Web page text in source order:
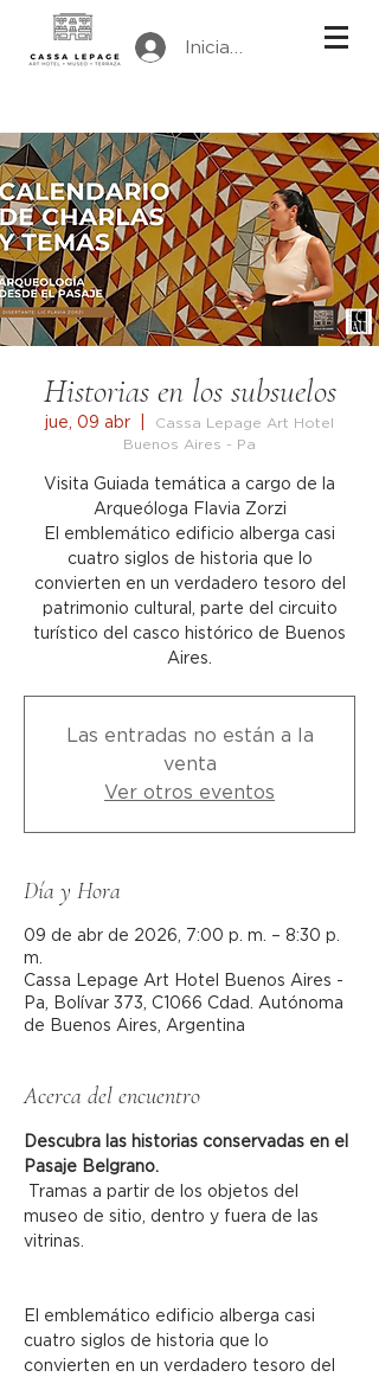
Iniciar sesión
Historias en los subsuelos
jue, 09 abr
Cassa Lepage Art Hotel
Buenos Aires - Pa
Visita Guiada temática a cargo de la
Arqueóloga Flavia Zorzi
El emblemático edificio alberga casi
cuatro siglos de historia que lo
convierten en un verdadero tesoro del
patrimonio cultural, parte del circuito
turístico del casco histórico de Buenos
Aires.
Las entradas no están a la
venta
Ver otros eventos
Día y Hora
09 de abr de 2026, 7:00 p. m. – 8:30 p.
m.
Cassa Lepage Art Hotel Buenos Aires -
Pa, Bolívar 373, C1066 Cdad. Autónoma
de Buenos Aires, Argentina
Acerca del encuentro
Descubra las historias conservadas en el
Pasaje Belgrano.
museo de sitio, dentro y fuera de las
vitrinas.
El emblemático edificio alberga casi
cuatro siglos de historia que lo
convierten en un verdadero tesoro del